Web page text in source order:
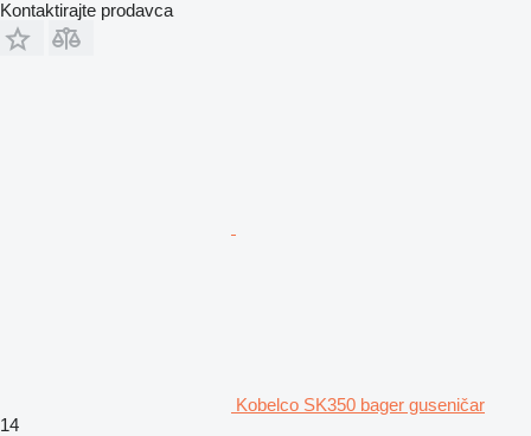
Kontaktirajte prodavca
Kobelco SK350 bager guseničar
14